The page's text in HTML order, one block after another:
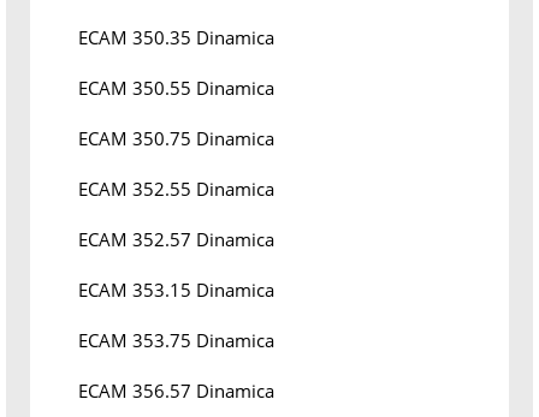
ECAM 350.35 Dinamica
ECAM 350.55 Dinamica
ECAM 350.75 Dinamica
ECAM 352.55 Dinamica
ECAM 352.57 Dinamica
ECAM 353.15 Dinamica
ECAM 353.75 Dinamica
ECAM 356.57 Dinamica